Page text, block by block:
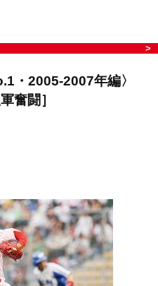
・2005-2007年編〉
奮闘］